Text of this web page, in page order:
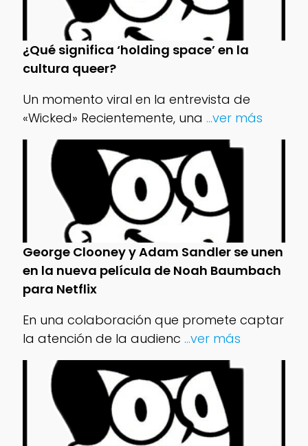
¿Qué significa ‘holding space’ en la
cultura queer?
Un momento viral en la entrevista de
«Wicked» Recientemente, una ...ver más
George Clooney y Adam Sandler se unen
en la nueva película de Noah Baumbach
para Netflix
En una colaboración que promete captar
la atención de la audienc ...ver más